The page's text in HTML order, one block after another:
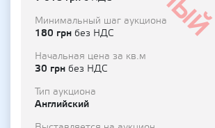
Минимальный шаг аукциона
180 грн без НДС
Начальная цена за кв.м
30 грн без НДС
Тип аукциона
Английский